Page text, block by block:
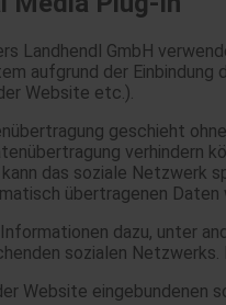
Landhendl GmbH
aufgrund der
Website etc.).
geschieht
verhindern
das soziale Netzwerk
übertragenen
dazu, unter
sozialen Netzwerks.
Website eingebundenen